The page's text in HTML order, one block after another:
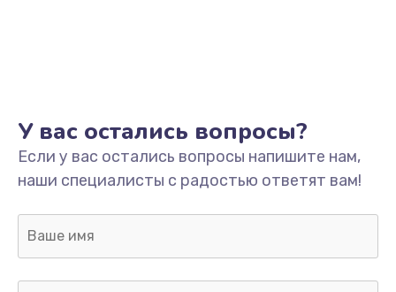
Замена/Pемонт карбюратора
1300 руб.
Заказать
Ремонт капиллярной трубки
400 руб.
У вас остались вопросы?
Если у вас остались вопросы напишите нам,
наши специалисты с радостью ответят вам!